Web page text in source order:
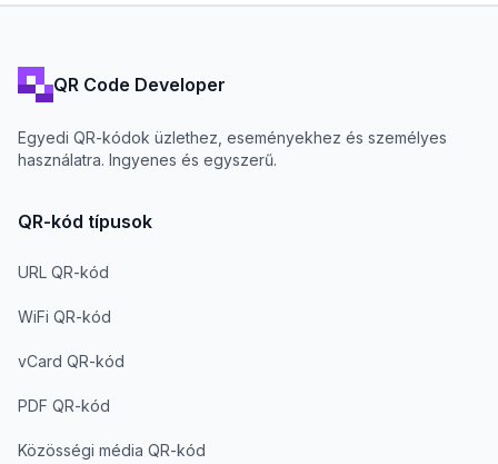
QR Code Developer
Egyedi QR-kódok üzlethez, eseményekhez és személyes
használatra. Ingyenes és egyszerű.
QR-kód típusok
URL QR-kód
WiFi QR-kód
vCard QR-kód
PDF QR-kód
Közösségi média QR-kód